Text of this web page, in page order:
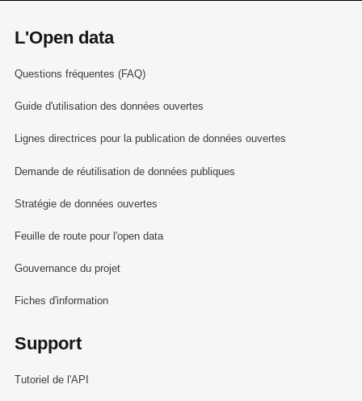
L'Open data
Questions fréquentes (FAQ)
Guide d'utilisation des données ouvertes
Lignes directrices pour la publication de données ouvertes
Demande de réutilisation de données publiques
Stratégie de données ouvertes
Feuille de route pour l'open data
Gouvernance du projet
Fiches d'information
Support
Tutoriel de l'API